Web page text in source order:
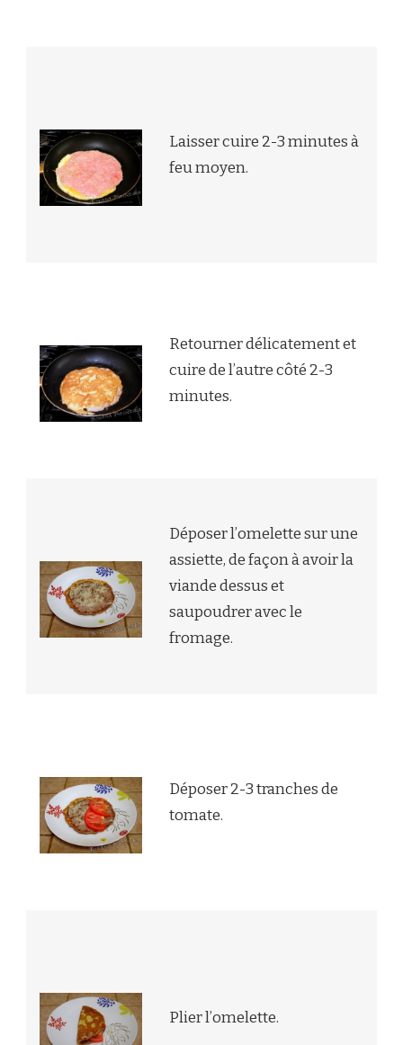
Laisser cuire 2-3 minutes à
feu moyen.
Retourner délicatement et
cuire de l’autre côté 2-3
minutes.
Déposer l’omelette sur une
assiette, de façon à avoir la
viande dessus et
saupoudrer avec le
fromage.
Déposer 2-3 tranches de
tomate.
Plier l’omelette.